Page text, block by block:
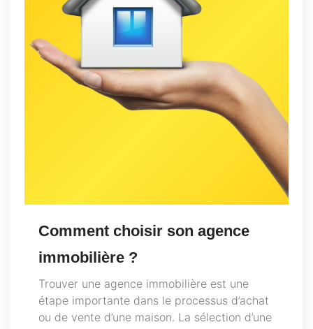
Comment choisir son agence
immobilière ?
Trouver une agence immobilière est une
étape importante dans le processus d’achat
ou de vente d’une maison. La sélection d’une